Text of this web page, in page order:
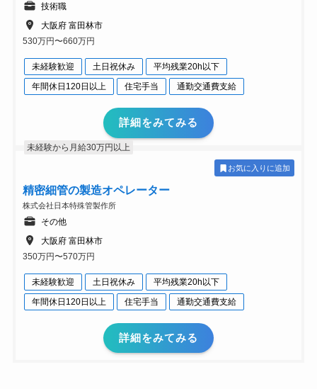
技術職
大阪府 富田林市
530万円〜660万円
未経験歓迎 土日祝休み
平均残業20h以下
年間休日120日以上
住宅手当 通勤交通費支給
詳細をみてみる
未経験から月給30万円以上
お気に入りに追加
精密細管の製造オペレーター
株式会社日本特殊管製作所
その他
大阪府 富田林市
350万円〜570万円
未経験歓迎 土日祝休み
平均残業20h以下
年間休日120日以上
住宅手当 通勤交通費支給
詳細をみてみる